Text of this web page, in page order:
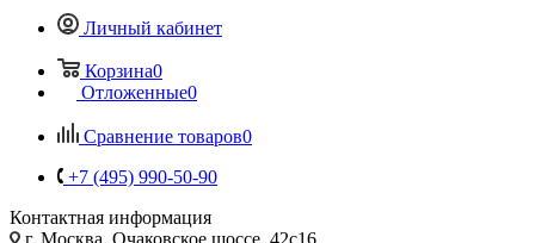
Личный кабинет
Корзина0
Отложенные0
Сравнение товаров0
+7 (495) 990-50-90
Контактная информация
г. Москва, Очаковское шоссе, 42с16